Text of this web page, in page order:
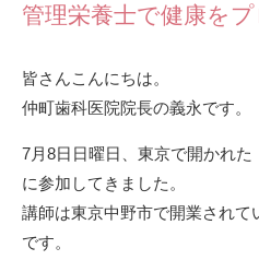
管理栄養士で健康を
皆さんこんにちは。
仲町歯科医院院長の義永です。
7月8日日曜日、東京で開かれた
に参加してきました。
講師は東京中野市で開業されて
です。